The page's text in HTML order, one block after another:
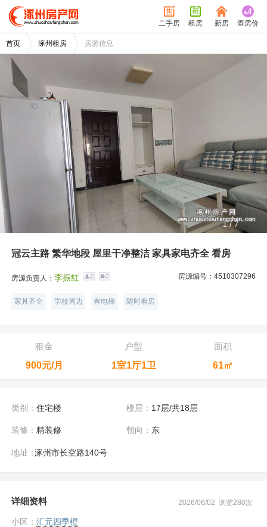
二手房 租房 新房 查房价
首页 涿州租房 房源信息
1/7
冠云主路 繁华地段 屋里干净整洁 家具家电齐全 看房
房源负责人：李振红 房源编号：4510307296
家具齐全 学校周边 有电梯 随时看房
租金
900元/月
户型
1室1厅1卫
面积
61㎡
类别：住宅楼 楼层： 17层/共18层
装修：精装修 朝向： 东
地址：涿州市长空路140号
详细资料 2026/06/02 浏览280次
小区：汇元四季橙